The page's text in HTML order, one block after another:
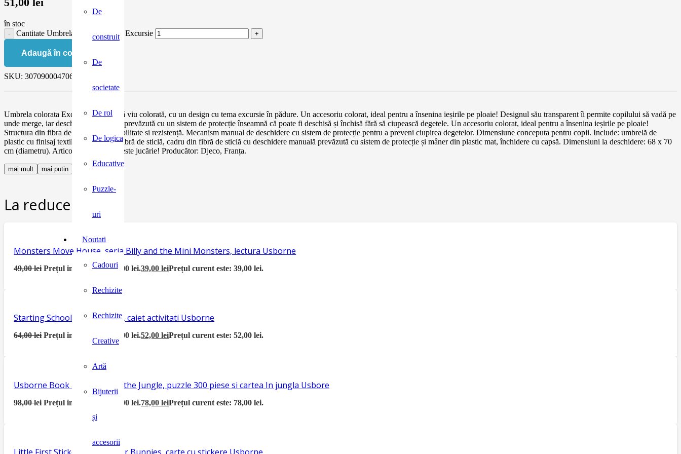
De
construit
De
societate
De rol
De logica
Educative
Puzzle-
uri
Noutati
Cadouri
Rechizite
Rechizite
Creative
Artă
Bijuterii
și
accesorii
în stoc
Cantitate Umbrela colorata Djeco Excursie
Adaugă în coș
SKU: 3070900047068
Umbrela colorata Excursie O umbrelă viu colorată, cu un design cu tema excursie în pădure. Un accesoriu colorat, ideal pentru a însenina ieșirile pe ploaie! Designul său transparent îi permite copilului să vadă pe
unde merge, iar deschiderea manuală prevăzută cu un sistem de protecție înseamnă că poate fi deschisă și închisă fără să ciupească degetele. Un accesoriu colorat, ideal pentru a însenina ieșirile pe ploaie!
Structura din fibra de sticla îi dă flexibilitate si rezistență. Mecanism manual de deschidere cu sistem de protecție pentru a preveni ciupirea degetelor. Dimensiune conceputa pentru copii. Include: umbrelă de
plastic cu finisaj textil, 8 nervuri din fibră de sticlă, cadru din fibră de sticlă cu deschidere manuală prevăzută cu sistem de protecție și mâner din plastic mat, închidere cu capsă. Dimensiuni la deschidere: 68 x 70
cm (diametru). Articol decorativ. Nu este jucărie! Producător: Djeco, Franța.
mai mult mai putin
La reducere:
Monsters Move House, seria Billy and the Mini Monsters, lectura Usborne
49,00lei Prețul inițial a fost: 49,00 lei.39,00leiPrețul curent este: 39,00 lei.
Starting School Activity Book, caiet activitati Usborne
64,00lei Prețul inițial a fost: 64,00 lei.52,00leiPrețul curent este: 52,00 lei.
Usborne Book and Jigsaw In the Jungle, puzzle 300 piese si cartea In jungla Usbore
98,00lei Prețul inițial a fost: 98,00 lei.78,00leiPrețul curent este: 78,00 lei.